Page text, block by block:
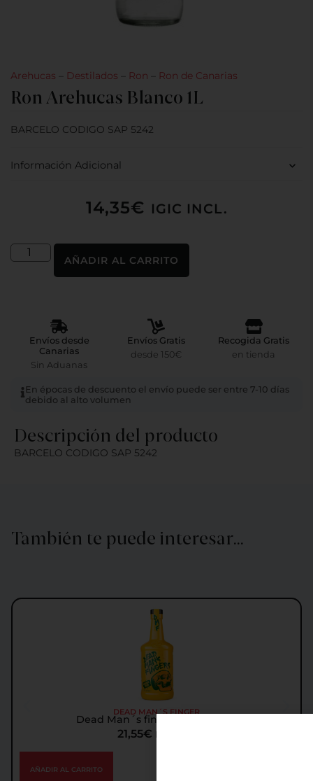
Arehucas Destilados Ron Ron de Canarias
Ron Arehucas Blanco 1L
BARCELO CODIGO SAP 5242
Información Adicional
14,35€ IGIC INCL.
AÑADIR AL CARRITO
Envíos desde
Canarias
Sin Aduanas
Envíos Gratis
desde 150€
Recogida Gratis
en tienda
En épocas de descuento el envío puede ser entre 7-10 días
debido al alto volumen
Descripción del producto
BARCELO CODIGO SAP 5242
También te puede interesar…
DEAD MAN´S FINGER
Dead Man´s finger Mango Ron
21,55€ IGIC incl.
AÑADIR AL CARRITO